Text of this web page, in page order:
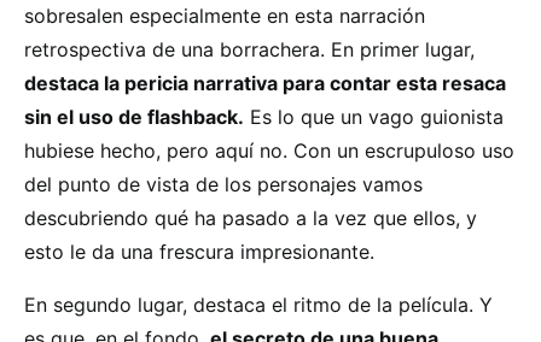
sobresalen especialmente en esta narración
retrospectiva de una borrachera. En primer lugar,
destaca la pericia narrativa para contar esta resaca
sin el uso de flashback. Es lo que un vago guionista
hubiese hecho, pero aquí no. Con un escrupuloso uso
del punto de vista de los personajes vamos
descubriendo qué ha pasado a la vez que ellos, y
esto le da una frescura impresionante.
En segundo lugar, destaca el ritmo de la película. Y